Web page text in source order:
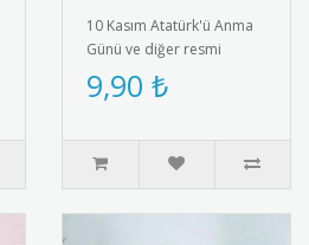
10 Kasım Atatürk'ü Anma
Günü ve diğer resmi
törenler için özel olarak
tasarlanmış metal saygı
9,90 ₺